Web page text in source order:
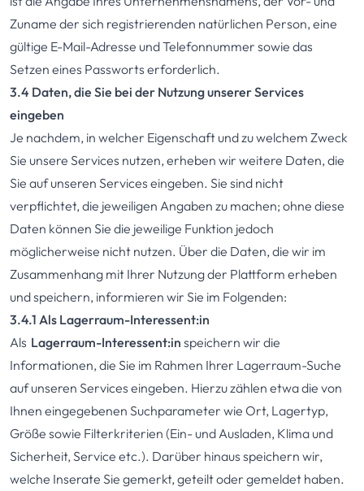
Zuname der sich registrierenden natürlichen Person, eine
gültige E-Mail-Adresse und Telefonnummer sowie das
Setzen eines Passworts erforderlich.
3.4 Daten, die Sie bei der Nutzung unserer Services
eingeben
Je nachdem, in welcher Eigenschaft und zu welchem Zweck
Sie unsere Services nutzen, erheben wir weitere Daten, die
Sie auf unseren Services eingeben. Sie sind nicht
verpflichtet, die jeweiligen Angaben zu machen; ohne diese
Daten können Sie die jeweilige Funktion jedoch
möglicherweise nicht nutzen. Über die Daten, die wir im
Zusammenhang mit Ihrer Nutzung der Plattform erheben
und speichern, informieren wir Sie im Folgenden:
3.4.1 Als Lagerraum-Interessent:in
Als Lagerraum-Interessent:in speichern wir die
Informationen, die Sie im Rahmen Ihrer Lagerraum-Suche
auf unseren Services eingeben. Hierzu zählen etwa die von
Ihnen eingegebenen Suchparameter wie Ort, Lagertyp,
Größe sowie Filterkriterien (Ein- und Ausladen, Klima und
Sicherheit, Service etc.). Darüber hinaus speichern wir,
welche Inserate Sie gemerkt, geteilt oder gemeldet haben.